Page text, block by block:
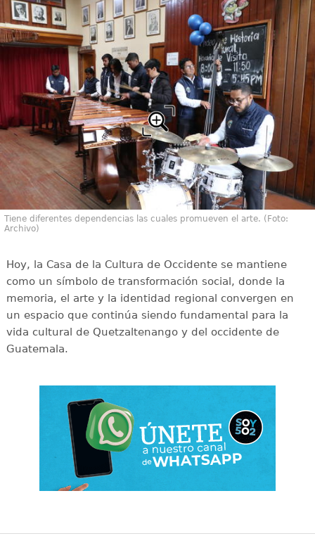
Tiene diferentes dependencias las cuales promueven el arte. (Foto:
Archivo)
Hoy, la Casa de la Cultura de Occidente se mantiene
como un símbolo de transformación social, donde la
memoria, el arte y la identidad regional convergen en
un espacio que continúa siendo fundamental para la
vida cultural de Quetzaltenango y del occidente de
Guatemala.